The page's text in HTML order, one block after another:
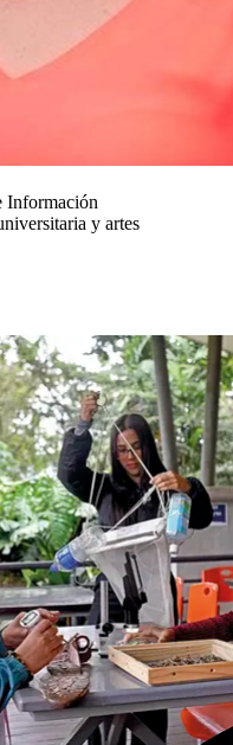
Información
y artes